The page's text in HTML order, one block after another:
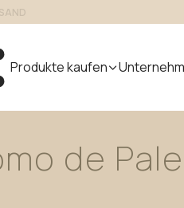
Produkte kaufen
Zugang für Fachleute
de